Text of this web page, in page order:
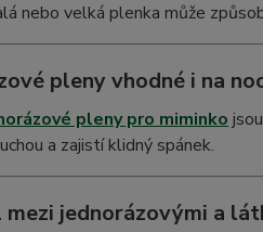
nebo velká plenka může
pleny vhodné i na
pleny pro miminko
a zajistí klidný spánek.
mezi jednorázovými a